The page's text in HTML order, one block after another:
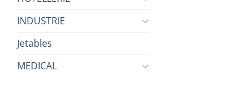
INDUSTRIE
Jetables
MEDICAL